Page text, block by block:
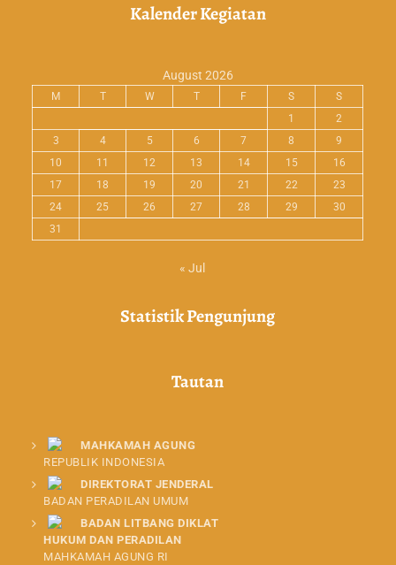
Kalender Kegiatan
August 2026
M T W T F S
S
1
2
3
4 5 6 7 8
9
10
11 12 13 14 15
16
17
18 19 20 21 22
23
24
25 26 27 28 29
30
31
« Jul
Statistik Pengunjung
Tautan
MAHKAMAH AGUNG
REPUBLIK INDONESIA
DIREKTORAT JENDERAL
BADAN PERADILAN UMUM
BADAN LITBANG DIKLAT
HUKUM DAN PERADILAN
MAHKAMAH AGUNG RI